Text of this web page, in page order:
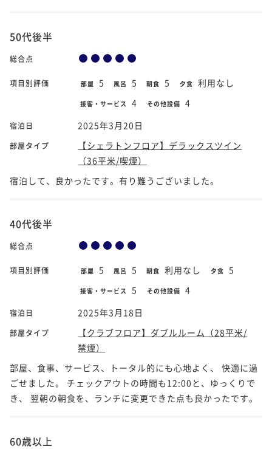
50代後半
総合点
項目別評価 部屋 5 風呂 5 朝食 5 夕食 利用なし
接客・サービス 4 その他設備 4
宿泊日 2025年3月20日
部屋タイプ
【シェラトンフロア】デラックスツイン
（36平米/喫煙）
宿泊して、良かったです。有り難うございました。
40代後半
総合点
項目別評価 部屋 5 風呂 5 朝食 利用なし 夕食 5
接客・サービス 5 その他設備 4
宿泊日 2025年3月18日
部屋タイプ
【クラブフロア】ダブルルーム（28平米/
禁煙）
部屋、食事、サービス、トータル的にも心地よく、 快適に過
ごせました。 チェックアウトの時間も12:00と、ゆっくりで
き、 翌朝の朝食を、ランチに変更できた点も良かったです。
60歳以上